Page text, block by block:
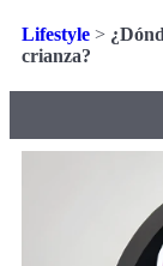
Lifestyle >
crianza?